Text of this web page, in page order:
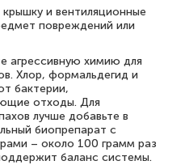
и вентиляционные
повреждений или
агрессивную химию для
Хлор, формальдегид и
бактерии,
отходы. Для
лучше добавьте в
биопрепарат с
– около 100 грамм раз
баланс системы.